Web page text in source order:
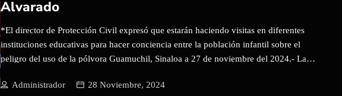
importancia del trabajo que realiza Protección Civil y el profundo significado de su
Alvarado
*El director de Protección Civil expresó que estarán haciendo visitas en diferentes
instituciones educativas para hacer conciencia entre la población infantil sobre el
peligro del uso de la pólvora Guamuchil, Sinaloa a 27 de noviembre del 2024.- La
inicio a la campaña contra el uso de pirotecnia en la Escuela Secundaria Técnica
Administrador 28 Noviembre, 2024